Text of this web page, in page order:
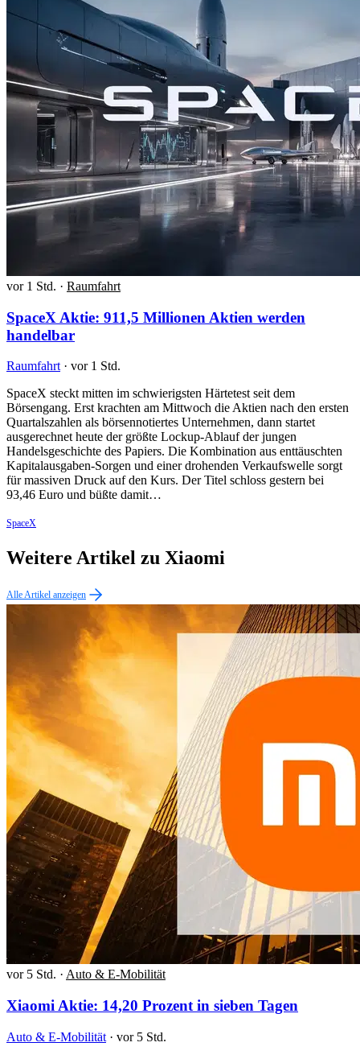
vor 1 Std. · Raumfahrt
SpaceX Aktie: 911,5 Millionen Aktien werden
handelbar
Raumfahrt · vor 1 Std.
SpaceX steckt mitten im schwierigsten Härtetest seit dem
Börsengang. Erst krachten am Mittwoch die Aktien nach den ersten
Quartalszahlen als börsennotiertes Unternehmen, dann startet
ausgerechnet heute der größte Lockup-Ablauf der jungen
Handelsgeschichte des Papiers. Die Kombination aus enttäuschten
Kapitalausgaben-Sorgen und einer drohenden Verkaufswelle sorgt
für massiven Druck auf den Kurs. Der Titel schloss gestern bei
93,46 Euro und büßte damit…
SpaceX
Weitere Artikel zu Xiaomi
Alle Artikel anzeigen
vor 5 Std. · Auto & E-Mobilität
Xiaomi Aktie: 14,20 Prozent in sieben Tagen
Auto & E-Mobilität · vor 5 Std.